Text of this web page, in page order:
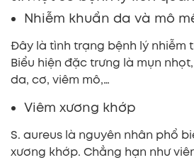
Nhiễm khuẩn da và mô
Đây là tình trạng bệnh lý nhiễm
Biểu hiện đặc trưng là mụn
da, cơ, viêm mô,…
Viêm xương khớp
S. aureus là nguyên nhân phổ
xương khớp. Chẳng hạn như